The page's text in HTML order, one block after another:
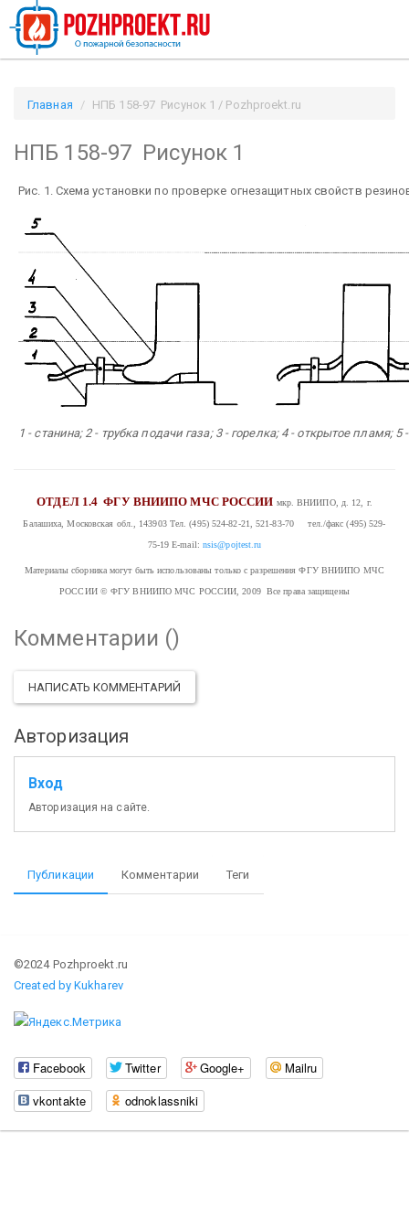
Главная НПБ 158-97 Рисунок 1 / Pozhproekt.ru
НПБ 158-97 Рисунок 1
Рис. 1. Схема установки по проверке огнезащитных свойств
1 - станина; 2 - трубка подачи газа; 3 - горелка; 4 - открытое пламя; 5
ОТДЕЛ 1.4ФГУ ВНИИПО МЧС РОССИИ мкр. ВНИИПО, д. 12, г.
Балашиха, Московская обл., 143903Тел. (495) 524-82-21, 521-83-70 тел./факс (495) 529-
75-19 E-mail: nsis@pojtest.ru
Материалы сборника могут быть использованы только с разрешения ФГУ ВНИИПО МЧС
РОССИИ© ФГУ ВНИИПО МЧС РОССИИ, 2009 Все права защищены
Комментарии ()
НАПИСАТЬ КОММЕНТАРИЙ
Авторизация
Вход
Авторизация на сайте.
Публикации Комментарии Теги
©2024 Pozhproekt.ru
Created by Kukharev
Facebook Twitter Google+
Mailru
vkontakte
odnoklassniki